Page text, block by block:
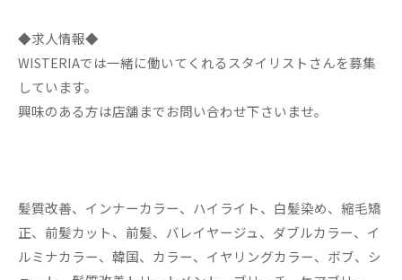
◆求人情報◆
WISTERIAでは一緒に働いてくれるスタイリストさんを募集
しています。
興味のある方は店舗までお問い合わせ下さいませ。
髪質改善、インナーカラー、ハイライト、白髪染め、縮毛矯
正、前髪カット、前髪、バレイヤージュ、ダブルカラー、イ
ルミナカラー、韓国、カラー、イヤリングカラー、ボブ、シ